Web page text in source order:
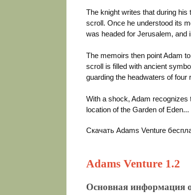
The knight writes that during
scroll. Once he understood its
was headed for Jerusalem, and
The memoirs then point Adam
scroll is filled with ancient
guarding the headwaters of
With a shock, Adam
location of the Garden of Eden...
Скачать Adams Venture
Adams Venture 1.2
Основная информация